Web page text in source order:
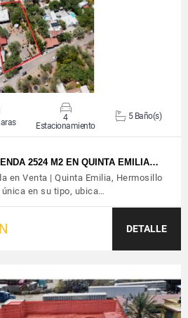
4
Estacionamiento
5 Baño(s)
2524 M2 EN QUINTA EMILIA…
en Venta | Quinta Emilia, Hermosillo
en su tipo, ubica…
DETALLE